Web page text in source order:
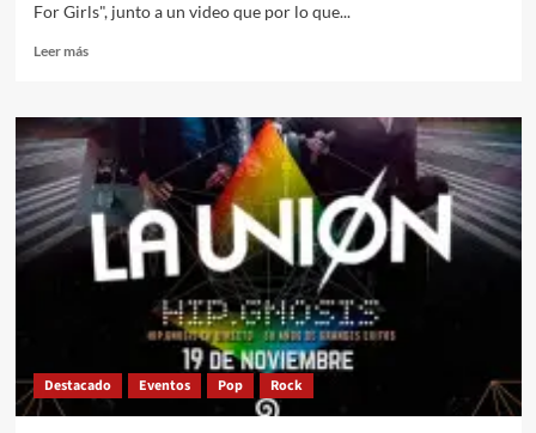
For Girls", junto a un video que por lo que...
Leer másLeer
Weezer
estrena
single
«Thank
God
For
Girls»
Destacado Eventos Pop Rock